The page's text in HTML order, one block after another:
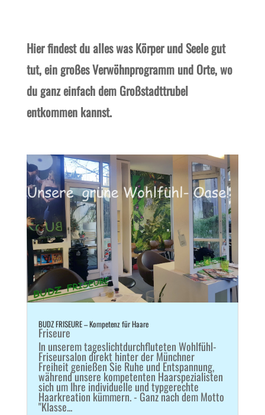
Hier findest du alles was Körper und Seele gut
tut, ein großes Verwöhnprogramm und Orte, wo
du ganz einfach dem Großstadttrubel
entkommen kannst.
BUDZ FRISEURE – Kompetenz für Haare
Friseure
In unserem tageslichtdurchfluteten Wohlfühl-
Friseursalon direkt hinter der Münchner
Freiheit genießen Sie Ruhe und Entspannung,
während unsere kompetenten Haarspezialisten
sich um Ihre individuelle und typgerechte
Haarkreation kümmern. - Ganz nach dem Motto
"Klasse...